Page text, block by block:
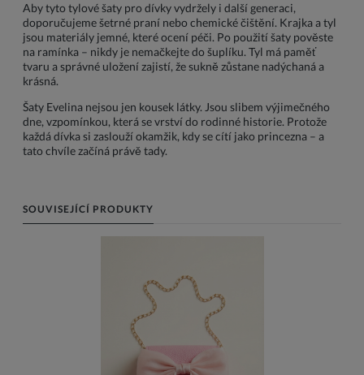
Aby tyto tylové šaty pro dívky vydržely i další generaci,
doporučujeme šetrné praní nebo chemické čištění. Krajka a tyl
jsou materiály jemné, které ocení péči. Po použití šaty pověste
na ramínka – nikdy je nemačkejte do šuplíku. Tyl má paměť
tvaru a správné uložení zajistí, že sukně zůstane nadýchaná a
krásná.
Šaty Evelina nejsou jen kousek látky. Jsou slibem výjimečného
dne, vzpomínkou, která se vrství do rodinné historie. Protože
každá dívka si zaslouží okamžik, kdy se cítí jako princezna – a
tato chvíle začíná právě tady.
SOUVISEJÍCÍ PRODUKTY